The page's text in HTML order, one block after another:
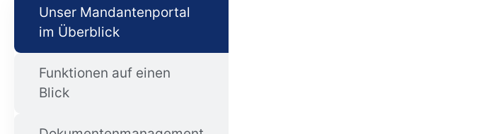
Unser Mandantenportal
im Überblick
Funktionen auf einen
Blick